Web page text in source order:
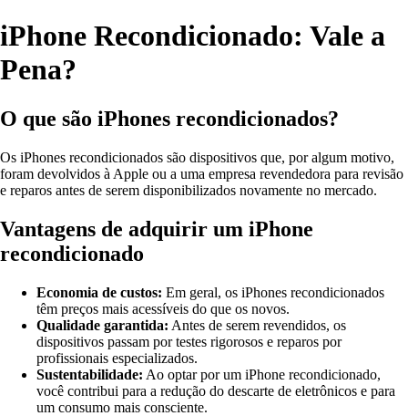
iPhone Recondicionado: Vale a
Pena?
O que são iPhones recondicionados?
Os iPhones recondicionados são dispositivos que, por algum motivo,
foram devolvidos à Apple ou a uma empresa revendedora para revisão
e reparos antes de serem disponibilizados novamente no mercado.
Vantagens de adquirir um iPhone
recondicionado
Economia de custos: Em geral, os iPhones recondicionados
têm preços mais acessíveis do que os novos.
Qualidade garantida: Antes de serem revendidos, os
dispositivos passam por testes rigorosos e reparos por
profissionais especializados.
Sustentabilidade: Ao optar por um iPhone recondicionado,
você contribui para a redução do descarte de eletrônicos e para
um consumo mais consciente.